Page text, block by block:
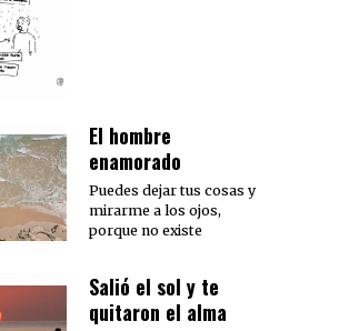
El hombre
enamorado
Puedes dejar tus cosas y
mirarme a los ojos,
porque no existe
Salió el sol y te
quitaron el alma